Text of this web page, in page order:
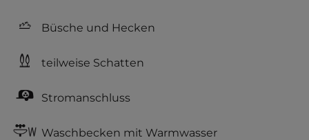
Büsche und Hecken
teilweise Schatten
Stromanschluss
Waschbecken mit Warmwasser